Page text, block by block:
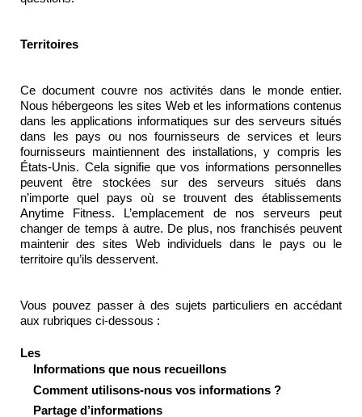
Territoires
Ce document couvre nos activités dans le monde entier.
Nous hébergeons les sites Web et les informations contenus
dans les applications informatiques sur des serveurs situés
dans les pays ou nos fournisseurs de services et leurs
fournisseurs maintiennent des installations, y compris les
États-Unis. Cela signifie que vos informations personnelles
peuvent être stockées sur des serveurs situés dans
n’importe quel pays où se trouvent des établissements
Anytime Fitness. L’emplacement de nos serveurs peut
changer de temps à autre. De plus, nos franchisés peuvent
maintenir des sites Web individuels dans le pays ou le
territoire qu’ils desservent.
Vous pouvez passer à des sujets particuliers en accédant
aux rubriques ci-dessous :
Les
Informations que nous recueillons
Comment utilisons-nous vos informations ?
Partage d’informations